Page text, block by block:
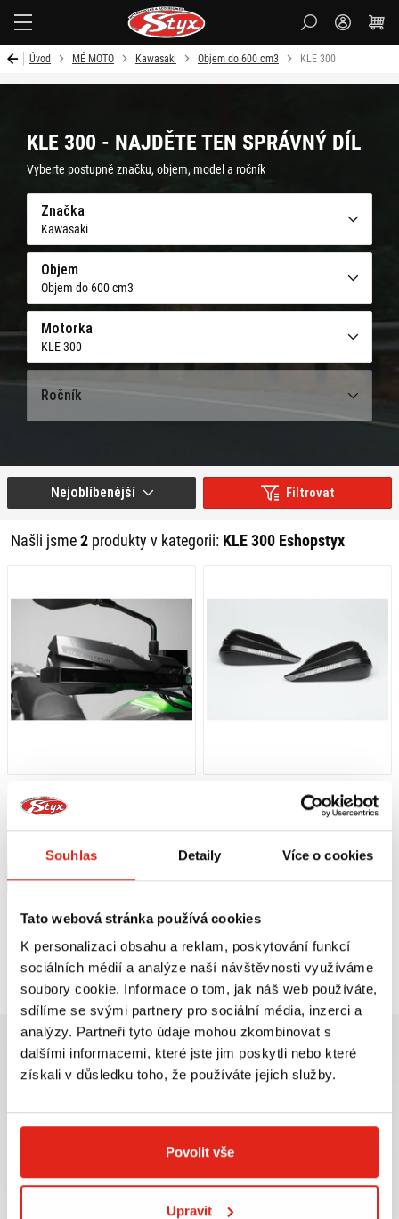
Souhlas Detaily Více o cookies
Tato webová stránka používá cookies
K personalizaci obsahu a reklam, poskytování funkcí
sociálních médií a analýze naší návštěvnosti využíváme
soubory cookie. Informace o tom, jak náš web používáte,
sdílíme se svými partnery pro sociální média, inzerci a
analýzy. Partneři tyto údaje mohou zkombinovat s
dalšími informacemi, které jste jim poskytli nebo které
získali v důsledku toho, že používáte jejich služby.
Povolit vše
Upravit
Úvod MÉ MOTO Kawasaki Objem do 600 cm3 KLE 300
KLE 300 - NAJDĚTE TEN SPRÁVNÝ DÍL
Vyberte postupně značku, objem, model a ročník
Značka
Kawasaki
Objem
Objem do 600 cm3
Motorka
KLE 300
Ročník
Filtrovat
Našli jsme2 produkty v kategorii: KLE 300 Eshopstyx
Nejoblíbenější
SW MOTECH KRYTY RUKOU KOBRA
Na objednávku
Koupit
SW MOTECH KRYTY RUKOU
Na objednávku
Prohlédli jste si2z2produktů
Největší výběr moto
VÍCE INFO
Doprava ZDARMA pro
VÍCE INFO